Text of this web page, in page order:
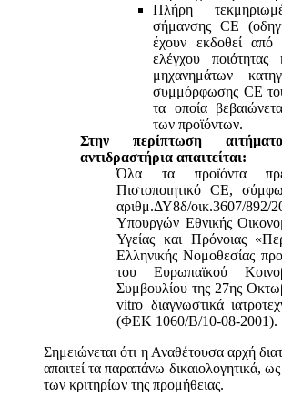
Πλήρη
σήμανσης CE
έχουν εκδοθεί από
ελέγχου
μηχανημάτων
συμμόρφωσης CE
τα οποία
των προϊόντων.
Στην περίπτωση
αντιδραστήρια απαιτείται:
Όλα τα προϊόντα
Πιστοποιητικό CE,
αριθμ.ΔΥ8δ/οικ.3607/
Υπουργών Εθνικής
Υγείας και Πρόνοιας
Ελληνικής Νομοθεσίας
του Ευρωπαϊκού
Συμβουλίου της 27ης
vitro διαγνωστικά
(ΦΕΚ 1060/Β/10-08-2001).
Σημειώνεται ότι η Αναθέτουσα αρχή
απαιτεί τα παραπάνω δικαιολογητικά,
των κριτηρίων της προμήθειας.